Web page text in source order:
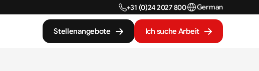
+31 (0)24 2027 800Select Language
German
Stellenangebote Ich suche Arbeit